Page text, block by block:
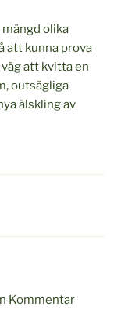
olika
att kunna prova
väg att kvitta en
outsägliga
älskling av
Kommentar